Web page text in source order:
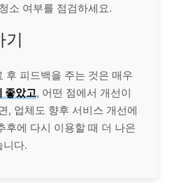
소 여부를 점검하세요.
기
후 피드백을 주는 것은 매우
좋았고, 어떤 점에서 개선이
, 업체도 향후 서비스 개선에
후에 다시 이용할 때 더 나은
니다.